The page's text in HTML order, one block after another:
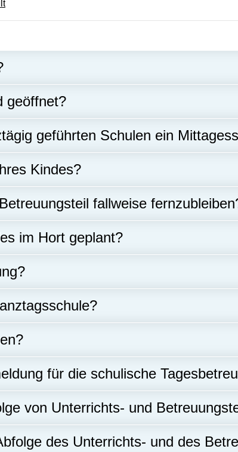
Art
geöffnet?
geführten Schulen ein
Kindes?
fallweise
im Hort geplant?
für die schulische
von Unterrichts- und
des Unterrichts- und des